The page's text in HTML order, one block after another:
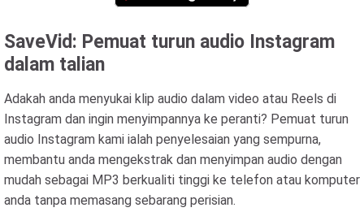
SaveVid: Pemuat turun audio Instagram
dalam talian
Adakah anda menyukai klip audio dalam video atau Reels di
Instagram dan ingin menyimpannya ke peranti? Pemuat turun
audio Instagram kami ialah penyelesaian yang sempurna,
membantu anda mengekstrak dan menyimpan audio dengan
mudah sebagai MP3 berkualiti tinggi ke telefon atau komputer
anda tanpa memasang sebarang perisian.